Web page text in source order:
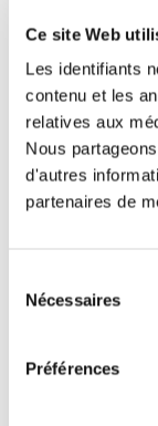
Ce site Web
Les identifiants
contenu et les
relatives aux
Nous
d'autres
partenaires de
Nécessaires
Préférences
Ensemble de
marches.
Légume vert
Pâturage
Distribue le